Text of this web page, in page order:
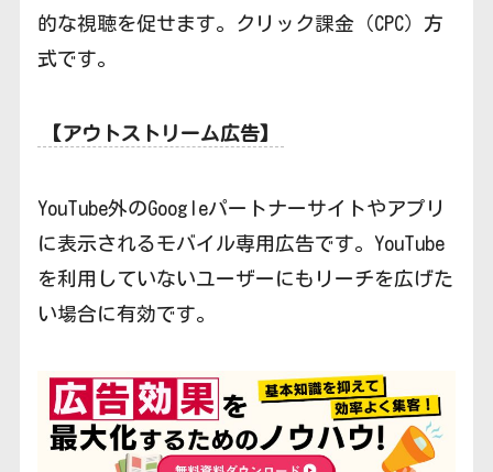
的な視聴を促せます。クリック課金（CPC）方
式です。
【アウトストリーム広告】
YouTube外のGoogleパートナーサイトやアプリ
に表示されるモバイル専用広告です。YouTube
を利用していないユーザーにもリーチを広げた
い場合に有効です。